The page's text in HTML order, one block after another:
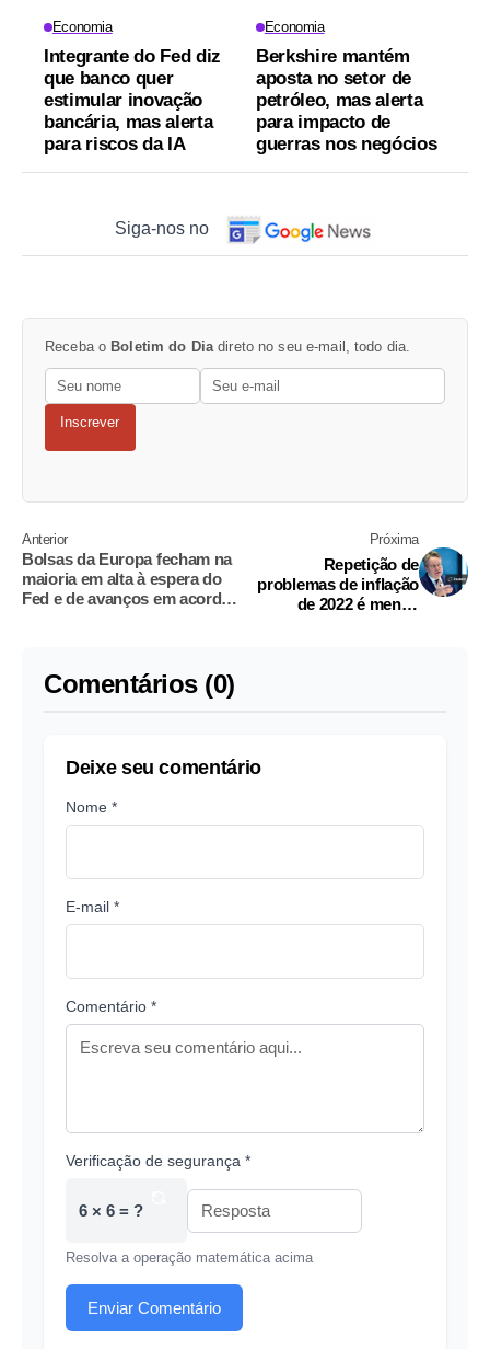
Economia
Integrante do Fed diz
que banco quer
estimular inovação
bancária, mas alerta
para riscos da IA
Economia
Berkshire mantém
aposta no setor de
petróleo, mas alerta
para impacto de
guerras nos negócios
Siga-nos no
Receba o Boletim do Diadireto no seu e-mail, todo dia.
Inscrever
Anterior
Bolsas da Europa fecham na
maioria em alta à espera do
Fed e de avanços em acordo
Próxima
Repetição de
problemas de inflação
de 2022 é menos
Comentários (0)
Deixe seu comentário
Nome *
E-mail *
Comentário *
Verificação de segurança *
6 × 6 = ?
Resolva a operação matemática acima
Enviar Comentário